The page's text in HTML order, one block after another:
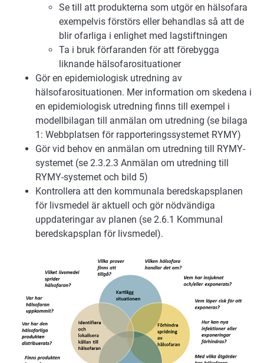
Se till att produkterna som utgör en hälsofara
exempelvis förstörs eller behandlas så att de
blir ofarliga i enlighet med lagstiftningen
Ta i bruk förfaranden för att förebygga
liknande hälsofarosituationer
Gör en epidemiologisk utredning av
hälsofarosituationen. Mer information om skedena i
en epidemiologisk utredning finns till exempel i
modellbilagan till anmälan om utredning (se bilaga
1: Webbplatsen för rapporteringssystemet RYMY)
Gör vid behov en anmälan om utredning till RYMY-
systemet (se 2.3.2.3 Anmälan om utredning till
RYMY-systemet och bild 5)
Kontrollera att den kommunala beredskapsplanen
för livsmedel är aktuell och gör nödvändiga
uppdateringar av planen (se 2.6.1 Kommunal
beredskapsplan för livsmedel).